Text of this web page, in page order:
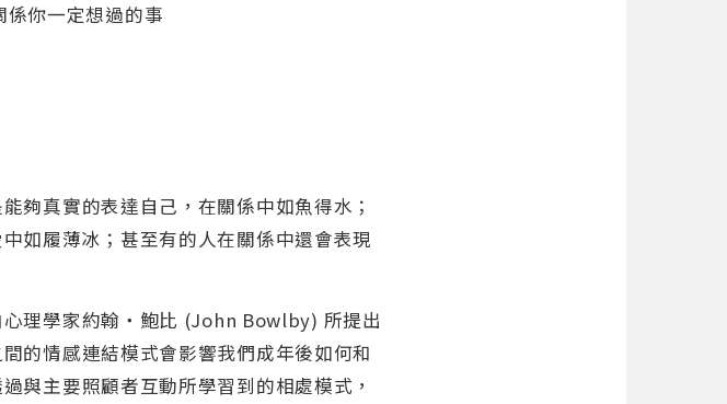
你一定想過的事
夠真實的表達自己，在關係中如魚得水；
如履薄冰；甚至有的人在關係中還會表現
理學家約翰・鮑比 (John Bowlby) 所提出
的情感連結模式會影響我們成年後如何和
與主要照顧者互動所學習到的相處模式，